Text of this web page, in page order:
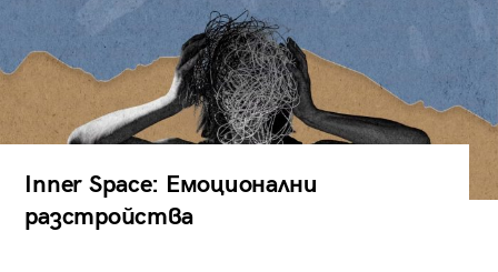
Inner Space: Емоционални
разстройства